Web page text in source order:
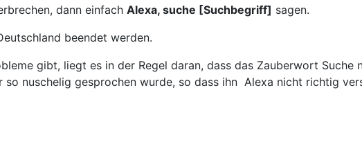
dann einfach Alexa, suche [Suchbegriff] sagen.
beendet werden.
gibt, liegt es in der Regel daran, dass das Zauberwort
nuschelig gesprochen wurde, so dass ihn Alexa nicht richtig